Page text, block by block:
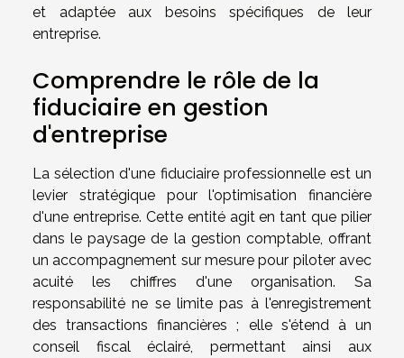
et adaptée aux besoins spécifiques de leur
entreprise.
Comprendre le rôle de la
fiduciaire en gestion
d'entreprise
La sélection d'une fiduciaire professionnelle est un
levier stratégique pour l'optimisation financière
d'une entreprise. Cette entité agit en tant que pilier
dans le paysage de la gestion comptable, offrant
un accompagnement sur mesure pour piloter avec
acuité les chiffres d'une organisation. Sa
responsabilité ne se limite pas à l'enregistrement
des transactions financières ; elle s'étend à un
conseil fiscal éclairé, permettant ainsi aux